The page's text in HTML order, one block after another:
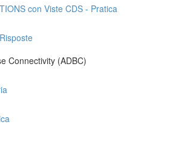
con Viste CDS - Pratica
Connectivity (ADBC)